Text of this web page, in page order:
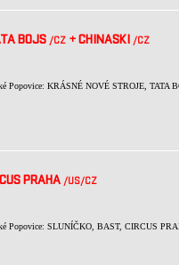
BOJS /CZ +CHINASKI /CZ
Popovice: KRÁSNÉ NOVÉ STROJE, TATA
PRAHA /US/CZ
Popovice: SLUNÍČKO, BAST, CIRCUS